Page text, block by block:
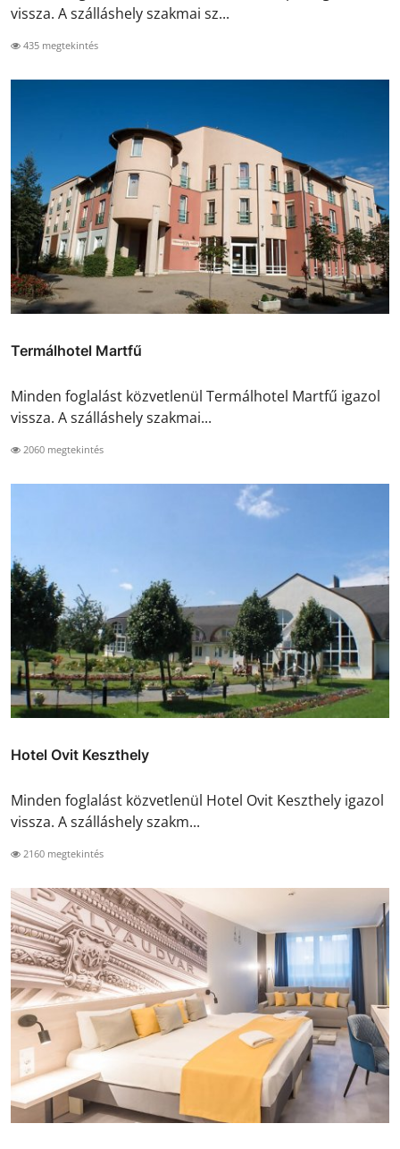
vissza. A szálláshely szakmai sz...
435 megtekintés
Termálhotel Martfű
Minden foglalást közvetlenül Termálhotel Martfű igazol
vissza. A szálláshely szakmai...
2060 megtekintés
Hotel Ovit Keszthely
Minden foglalást közvetlenül Hotel Ovit Keszthely igazol
vissza. A szálláshely szakm...
2160 megtekintés